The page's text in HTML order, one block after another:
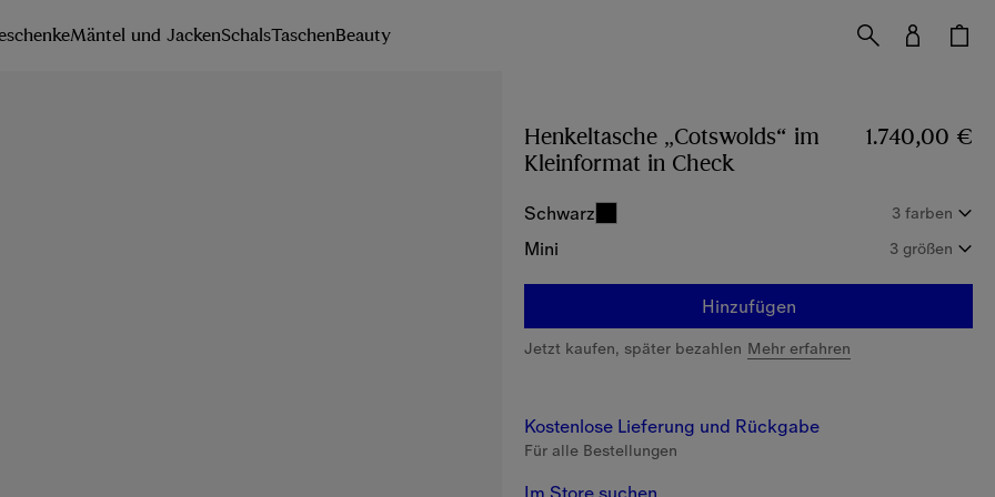
Mäntel und JackenSchalsTaschenBeauty
Henkeltasche „Cotswolds“ im
Kleinformat in Check
1.740,00 €
Schwarz 3 farben
Mini 3 größen
Hinzufügen
Jetzt kaufen, später bezahlen Mehr erfahren
Kostenlose Lieferung und Rückgabe
Für alle Bestellungen